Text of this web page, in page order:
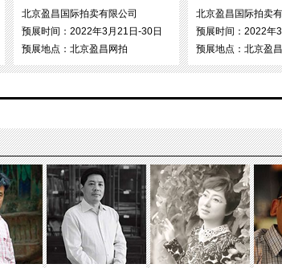
北京盈昌国际拍卖有限公司
预展时间：2022年3月21日-30日
预展地点：北京盈昌网拍
北京盈昌国际拍卖
预展时间：2022年
预展地点：北京盈